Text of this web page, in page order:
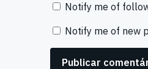
Notify me of
Notify me of new